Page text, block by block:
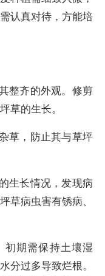
认真对待，方能培
整齐的外观。修剪
草的生长。
草，防止其与草坪
生长情况，发现病
草病虫害有锈病、
初期需保持土壤湿
分过多导致烂根。